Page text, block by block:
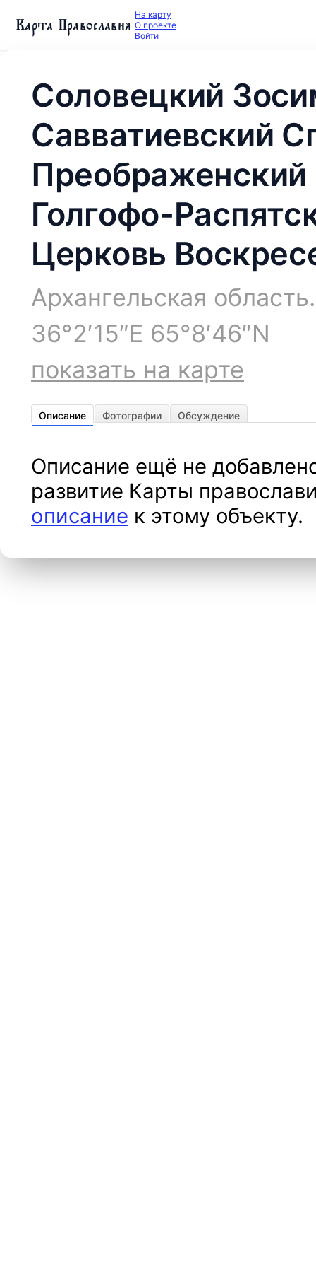
Карта Православия На карту
О проекте
Войти
Соловецкий
Савватиевский
Голгофо-
Церковь
Архангельская
36°2′15″E 65°8′46″N
показать на карте
Описание Фотографии Обсуждение
Описание ещё не
развитие Карты
описание к этому объекту.